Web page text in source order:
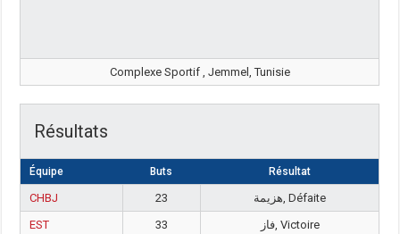
Complexe Sportif , Jemmel, Tunisie
Résultats
Équipe Buts Résultat
CHBJ 23
هزيمة, Défaite
EST
33 فاز, Victoire